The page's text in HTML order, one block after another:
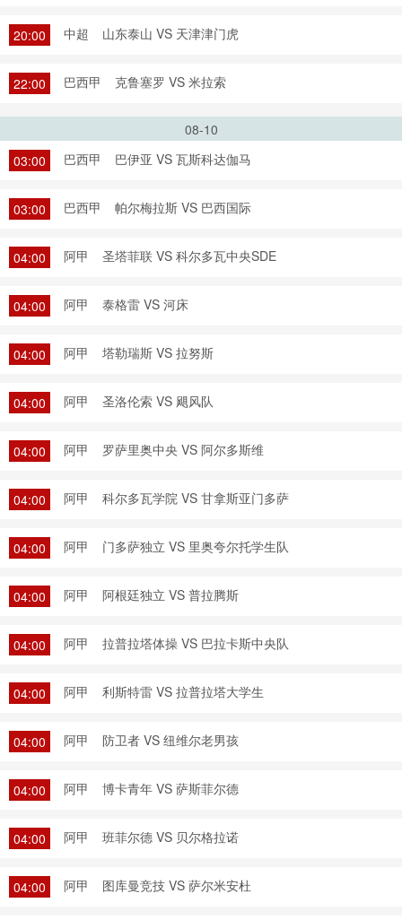
20:00 中超 山东泰山 VS 天津津门虎
22:00 巴西甲 克鲁塞罗 VS 米拉索
08-10
03:00
巴西甲 巴伊亚 VS 瓦斯科达伽马
03:00 巴西甲 帕尔梅拉斯 VS 巴西国际
04:00 阿甲 圣塔菲联 VS 科尔多瓦中央SDE
04:00 阿甲 泰格雷 VS 河床
04:00 阿甲 塔勒瑞斯 VS 拉努斯
04:00 阿甲 圣洛伦索 VS 飓风队
04:00 阿甲 罗萨里奥中央 VS 阿尔多斯维
04:00 阿甲 科尔多瓦学院 VS 甘拿斯亚门多萨
04:00 阿甲 门多萨独立 VS 里奥夸尔托学生队
04:00 阿甲 阿根廷独立 VS 普拉腾斯
04:00 阿甲 拉普拉塔体操 VS 巴拉卡斯中央队
04:00 阿甲 利斯特雷 VS 拉普拉塔大学生
04:00 阿甲 防卫者 VS 纽维尔老男孩
04:00 阿甲 博卡青年 VS 萨斯菲尔德
04:00 阿甲 班菲尔德 VS 贝尔格拉诺
04:00 阿甲 图库曼竞技 VS 萨尔米安杜